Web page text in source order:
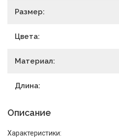
Размер:
Цвета:
Материал:
Длина:
Описание
Характеристики: